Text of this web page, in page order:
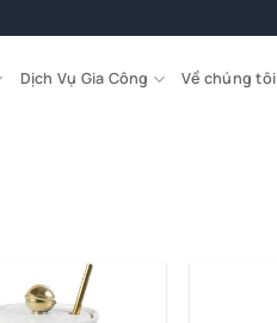
Dịch Vụ Gia Công Về chúng tôi